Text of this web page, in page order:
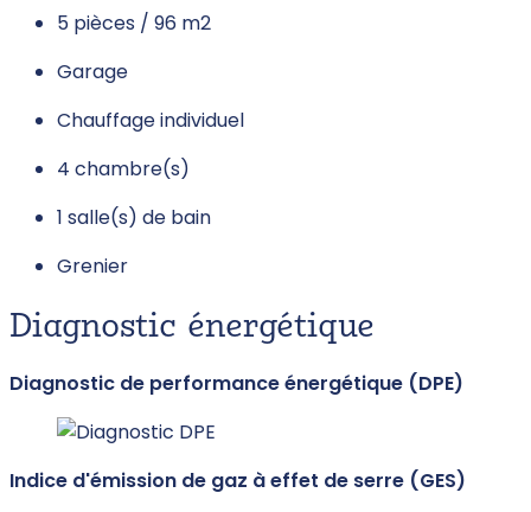
5 pièces / 96 m2
Garage
Chauffage individuel
4 chambre(s)
1 salle(s) de bain
Grenier
Diagnostic énergétique
Diagnostic de performance énergétique (DPE)
Indice d'émission de gaz à effet de serre (GES)